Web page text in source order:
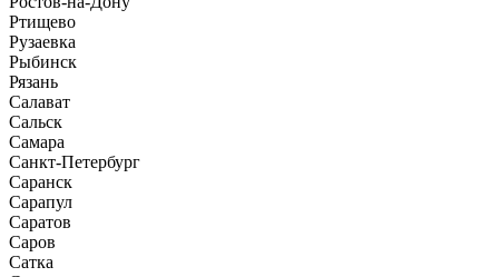
Ртищево
Рузаевка
Рыбинск
Рязань
Салават
Сальск
Самара
Санкт-Петербург
Саранск
Сарапул
Саратов
Саров
Сатка